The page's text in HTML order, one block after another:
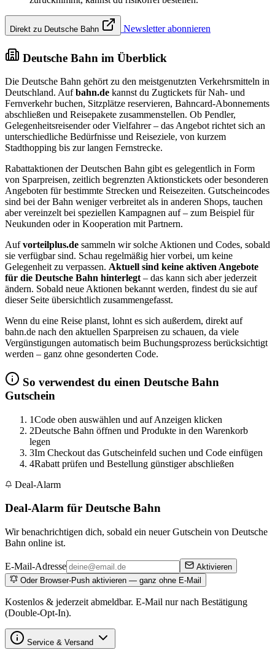
Direkt zu Deutsche Bahn Newsletter abonnieren
Deutsche Bahn im Überblick
Die Deutsche Bahn gehört zu den meistgenutzten Verkehrsmitteln in
Deutschland. Aufbahn.de kannst du Zugtickets für Nah- und
Fernverkehr buchen, Sitzplätze reservieren, Bahncard-Abonnements
abschließen und Reisepakete zusammenstellen. Ob Pendler,
Gelegenheitsreisender oder Vielfahrer – das Angebot richtet sich an
unterschiedliche Bedürfnisse und Reiseziele, von kurzem
Stadthopping bis zur langen Fernstrecke.
Rabattaktionen der Deutschen Bahn gibt es gelegentlich in Form
von Sparpreisen, zeitlich begrenzten Aktionstickets oder besonderen
Angeboten für bestimmte Strecken und Reisezeiten. Gutscheincodes
sind bei der Bahn weniger verbreitet als in anderen Shops, tauchen
aber vereinzelt bei speziellen Kampagnen auf – zum Beispiel für
Neukunden oder in Kooperation mit Partnern.
Aufvorteilplus.de sammeln wir solche Aktionen und Codes, sobald
sie verfügbar sind. Schau regelmäßig hier vorbei, um keine
Gelegenheit zu verpassen. Aktuell sind keine aktiven Angebote
für die Deutsche Bahn hinterlegt – das kann sich aber jederzeit
ändern. Sobald neue Aktionen bekannt werden, findest du sie auf
dieser Seite übersichtlich zusammengefasst.
Wenn du eine Reise planst, lohnt es sich außerdem, direkt auf
bahn.de nach den aktuellen Sparpreisen zu schauen, da viele
Vergünstigungen automatisch beim Buchungsprozess berücksichtigt
werden – ganz ohne gesonderten Code.
So verwendest du einen Deutsche Bahn
Gutschein
1Code oben auswählen und auf Anzeigen klicken
2Deutsche Bahn öffnen und Produkte in den Warenkorb
legen
3Im Checkout das Gutscheinfeld suchen und Code einfügen
4Rabatt prüfen und Bestellung günstiger abschließen
Deal-Alarm
Deal-Alarm für Deutsche Bahn
Wir benachrichtigen dich, sobald ein neuer Gutschein von Deutsche
Bahn online ist.
E-Mail-Adresse
Aktivieren
Oder Browser-Push aktivieren — ganz ohne E-Mail
Kostenlos & jederzeit abmeldbar. E-Mail nur nach Bestätigung
(Double-Opt-In).
Service & Versand